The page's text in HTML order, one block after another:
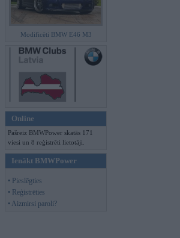
Modificēti BMW E46 M3
Online
Pašreiz BMWPower skatās 171
viesi un 8 reģistrēti lietotāji.
Ienākt BMWPower
• Pieslēgties
• Reģistrēties
• Aizmirsi paroli?